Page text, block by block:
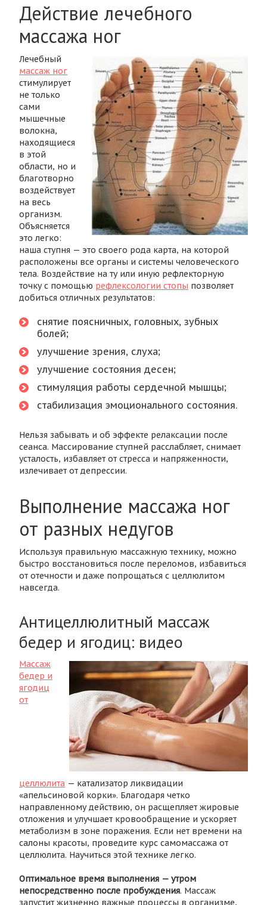
Действие лечебного
массажа ног
Лечебный
массаж ног
стимулирует
не только
сами
мышечные
волокна,
находящиеся
в этой
области, но и
благотворно
воздействует
на весь
организм.
Объясняется
это легко:
наша ступня — это своего рода карта, на которой
расположены все органы и системы человеческого
тела. Воздействие на ту или иную рефлекторную
точку с помощью рефлексологии стопы позволяет
добиться отличных результатов:
снятие поясничных, головных, зубных
болей;
улучшение зрения, слуха;
улучшение состояния десен;
стимуляция работы сердечной мышцы;
стабилизация эмоционального состояния.
Нельзя забывать и об эффекте релаксации после
сеанса. Массирование ступней расслабляет, снимает
усталость, избавляет от стресса и напряженности,
излечивает от депрессии.
Выполнение массажа ног
от разных недугов
Используя правильную массажную технику, можно
быстро восстановиться после переломов, избавиться
от отечности и даже попрощаться с целлюлитом
навсегда.
Антицеллюлитный массаж
бедер и ягодиц: видео
Массаж
бедер и
ягодиц
от
целлюлита — катализатор ликвидации
«апельсиновой корки». Благодаря четко
направленному действию, он расщепляет жировые
отложения и улучшает кровообращение и ускоряет
метаболизм в зоне поражения. Если нет времени на
салоны красоты, проведите курс самомассажа от
целлюлита. Научиться этой технике легко.
Оптимальное время выполнения — утром
непосредственно после пробуждения. Массаж
запустит жизненно важные процессы в организме,